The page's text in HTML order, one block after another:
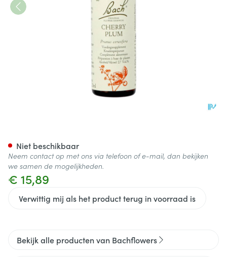
€ 15,89
Verwittig mij als het product terug in voorraad is
Niet beschikbaar
Neem contact op met ons via telefoon of e-mail, dan bekijken
we samen de mogelijkheden.
Bekijk alle producten van Bachflowers